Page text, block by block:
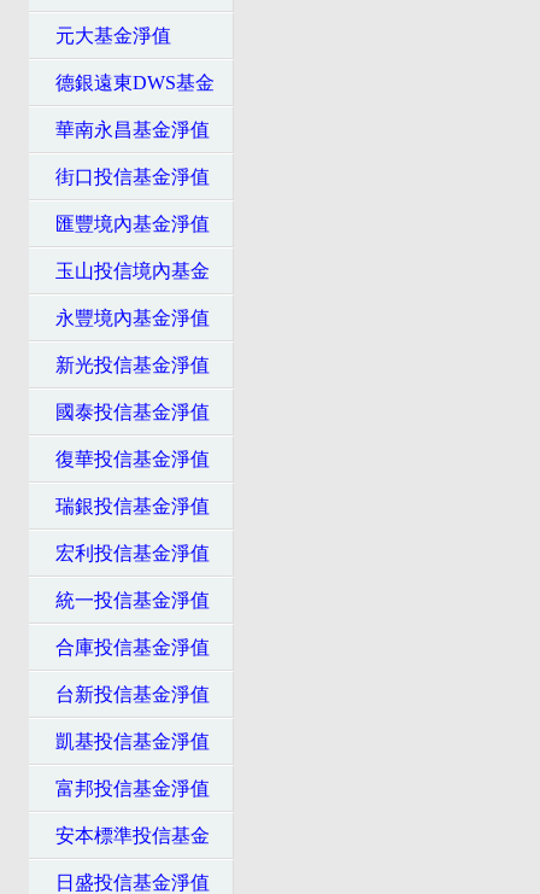
元大基金淨值
德銀遠東DWS基金
華南永昌基金淨值
街口投信基金淨值
匯豐境內基金淨值
玉山投信境內基金
永豐境內基金淨值
新光投信基金淨值
國泰投信基金淨值
復華投信基金淨值
瑞銀投信基金淨值
宏利投信基金淨值
統一投信基金淨值
合庫投信基金淨值
台新投信基金淨值
凱基投信基金淨值
富邦投信基金淨值
安本標準投信基金
日盛投信基金淨值